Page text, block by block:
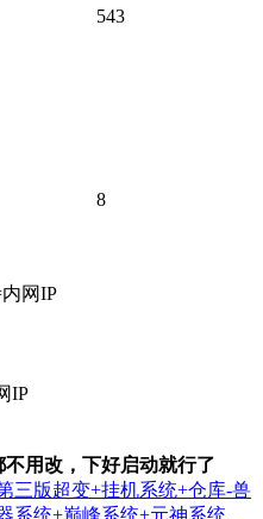
543
8
网IP
IP
用改，下好启动就行了